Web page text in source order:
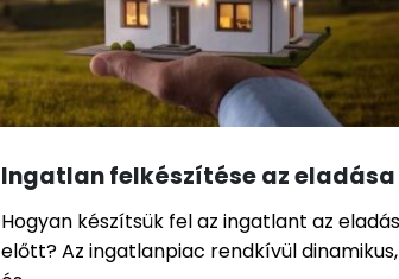
Ingatlan felkészítése az eladása
Hogyan készítsük fel az ingatlant az eladás
előtt? Az ingatlanpiac rendkívül dinamikus,